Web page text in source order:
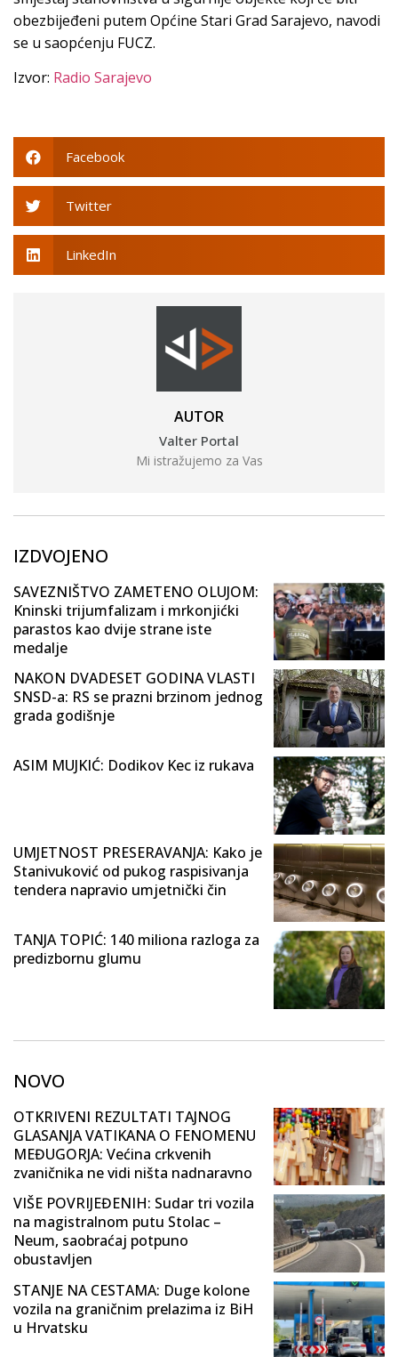
obezbijeđeni putem Općine Stari Grad Sarajevo, navodi
se u saopćenju FUCZ.
Izvor: Radio Sarajevo
Facebook
Twitter
LinkedIn
AUTOR
Valter Portal
Mi istražujemo za Vas
IZDVOJENO
SAVEZNIŠTVO ZAMETENO OLUJOM:
Kninski trijumfalizam i mrkonjićki
parastos kao dvije strane iste
medalje
NAKON DVADESET GODINA VLASTI
SNSD-a: RS se prazni brzinom jednog
grada godišnje
ASIM MUJKIĆ: Dodikov Kec iz rukava
UMJETNOST PRESERAVANJA: Kako je
Stanivuković od pukog raspisivanja
tendera napravio umjetnički čin
TANJA TOPIĆ: 140 miliona razloga za
predizbornu glumu
NOVO
OTKRIVENI REZULTATI TAJNOG
GLASANJA VATIKANA O FENOMENU
MEĐUGORJA: Većina crkvenih
zvaničnika ne vidi ništa nadnaravno
VIŠE POVRIJEĐENIH: Sudar tri vozila
na magistralnom putu Stolac –
Neum, saobraćaj potpuno
obustavljen
STANJE NA CESTAMA: Duge kolone
vozila na graničnim prelazima iz BiH
u Hrvatsku